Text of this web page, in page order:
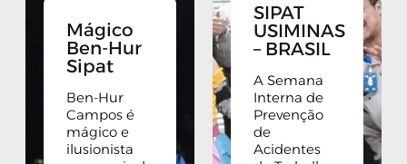
Mágico
Ben-Hur
Sipat
Ben-Hur
Campos é
mágico e
ilusionista
SIPAT
USIMINAS
– BRASIL
A Semana
Interna de
Prevenção
de
Acidentes